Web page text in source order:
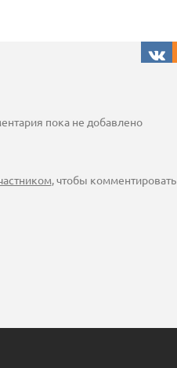
пока не добавлено
, чтобы комментировать